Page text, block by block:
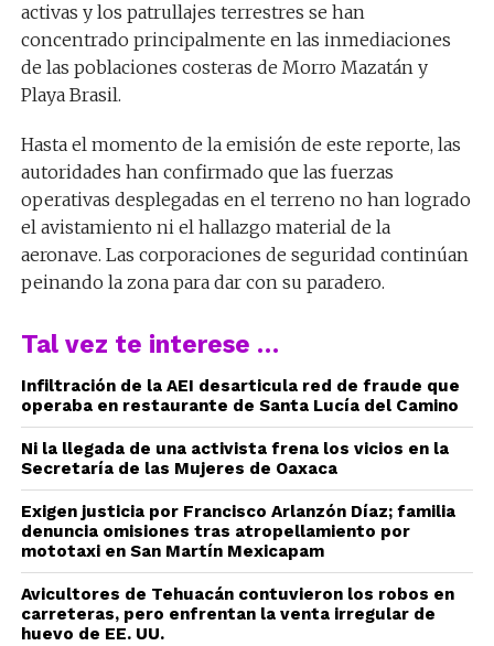
activas y los patrullajes terrestres se han
concentrado principalmente en las inmediaciones
de las poblaciones costeras de Morro Mazatán y
Playa Brasil.
Hasta el momento de la emisión de este reporte, las
autoridades han confirmado que las fuerzas
operativas desplegadas en el terreno no han logrado
el avistamiento ni el hallazgo material de la
aeronave. Las corporaciones de seguridad continúan
peinando la zona para dar con su paradero.
Tal vez te interese …
Infiltración de la AEI desarticula red de fraude que
operaba en restaurante de Santa Lucía del Camino
Ni la llegada de una activista frena los vicios en la
Secretaría de las Mujeres de Oaxaca
Exigen justicia por Francisco Arlanzón Díaz; familia
denuncia omisiones tras atropellamiento por
mototaxi en San Martín Mexicapam
Avicultores de Tehuacán contuvieron los robos en
carreteras, pero enfrentan la venta irregular de
huevo de EE. UU.